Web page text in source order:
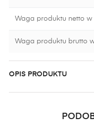
Waga produktu netto w
Waga produktu brutto
OPIS PRODUKTU